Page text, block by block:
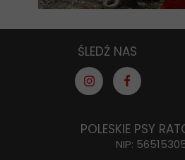
ŚLEDŹ NAS
POLESKIE PSY
NIP: